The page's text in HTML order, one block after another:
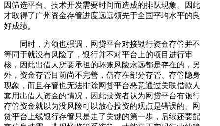
因筛选平台、技术开发需要时间而造成的排队现象。因此
才取得了广州资金存管进度远远领先于全国平均水平的良
好成绩。
同时，方颂也强调，网贷平台对接银行资金存管并不
等同于就没有风险了，银行并不对平台上的项目进行审
核，因此出借人所要承担的坏账风险永远都是存在的，另
外，资金存管目前尚不完善，仍存在部分存管、存管隐身
现象，而且存管也无法排除网贷平台恶意通过关联借款人
套用出借人资金的情况，因此投资者认为网贷平台有银行
存管资金就以为没风险可以放心投资的观点是错误的。网
贷平台上线银行存管只是走了关键的第一步，后续还要配